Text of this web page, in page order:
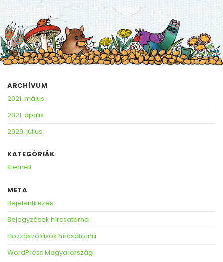
ARCHÍVUM
2021. május
2021. április
2020. július
KATEGÓRIÁK
Kiemelt
META
Bejelentkezés
Bejegyzések hírcsatorna
Hozzászólások hírcsatorna
WordPress Magyarország